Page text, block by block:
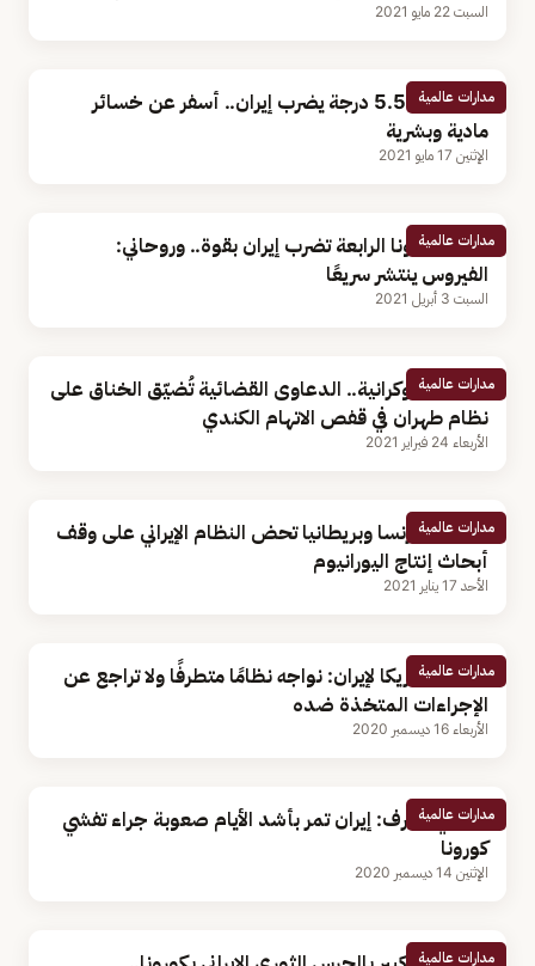
السبت 22 مايو 2021
مدارات عالمية
زلزال قوته 5.5 درجة يضرب إيران.. أسفر عن خسائر
مادية وبشرية
الإثنين 17 مايو 2021
مدارات عالمية
موجة كورونا الرابعة تضرب إيران بقوة.. وروحاني:
الفيروس ينتشر سريعًا
السبت 3 أبريل 2021
مدارات عالمية
الطائرة الأوكرانية.. الدعاوى القضائية تُضيّق الخناق على
نظام طهران في قفص الاتهام الكندي
الأربعاء 24 فبراير 2021
مدارات عالمية
ألمانيا وفرنسا وبريطانيا تحض النظام الإيراني على وقف
أبحاث إنتاج اليورانيوم
الأحد 17 يناير 2021
مدارات عالمية
مبعوث أمريكا لإيران: نواجه نظامًا متطرفًا ولا تراجع عن
الإجراءات المتخذة ضده
الأربعاء 16 ديسمبر 2020
مدارات عالمية
روحاني يعترف: إيران تمر بأشد الأيام صعوبة جراء تفشي
كورونا
الإثنين 14 ديسمبر 2020
مدارات عالمية